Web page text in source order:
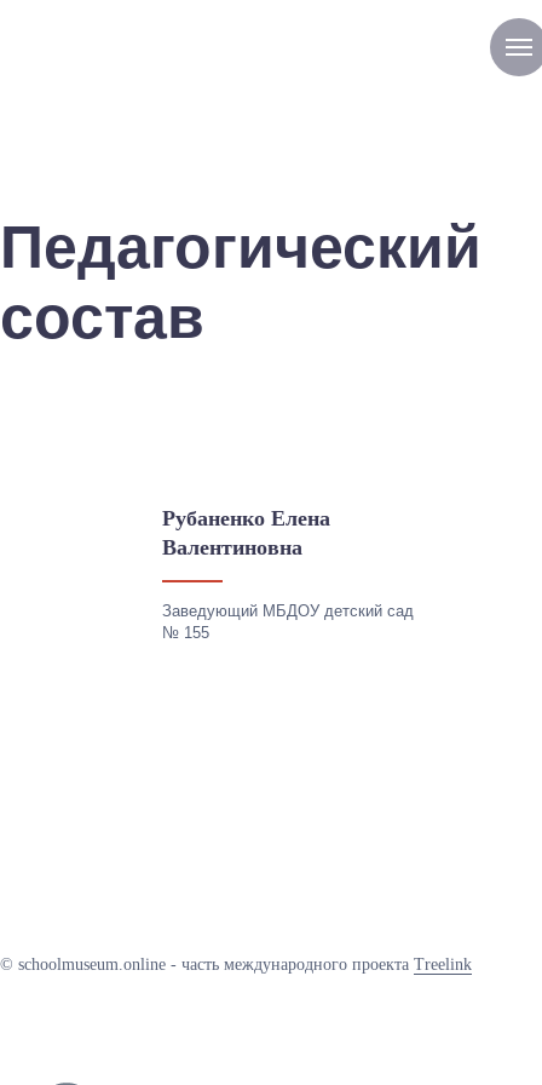
Педагогический
состав
Рубаненко Елена
Валентиновна
Заведующий МБДОУ детский сад
№ 155
© schoolmuseum.online - часть международного проекта Treelink